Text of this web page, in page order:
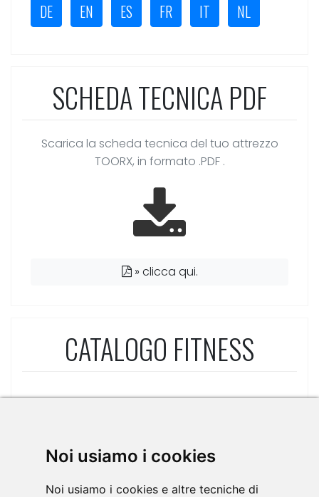
Noi usiamo i cookies
Noi usiamo i cookies e altre tecniche di
DE EN ES FR IT NL
SCHEDA TECNICA PDF
Scarica la scheda tecnica del tuo attrezzo
TOORX, in formato .PDF .
» clicca qui.
CATALOGO FITNESS